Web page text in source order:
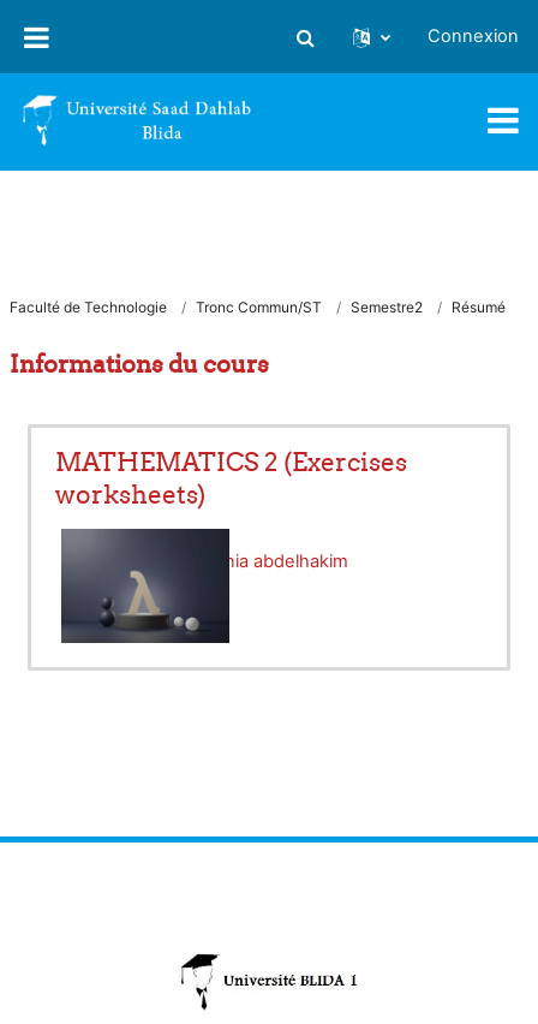
Activer/désactiver la saisie
Connexion
Faculté de Technologie Tronc Commun/ST Semestre2 Résumé
Informations du cours
MATHEMATICS 2 (Exercises
worksheets)
dehamnia abdelhakim